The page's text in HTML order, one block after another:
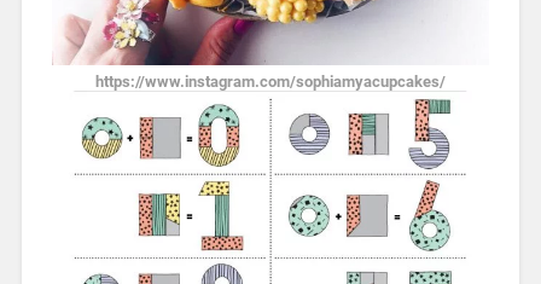
https://www.instagram.com/sophiamyacupcakes/